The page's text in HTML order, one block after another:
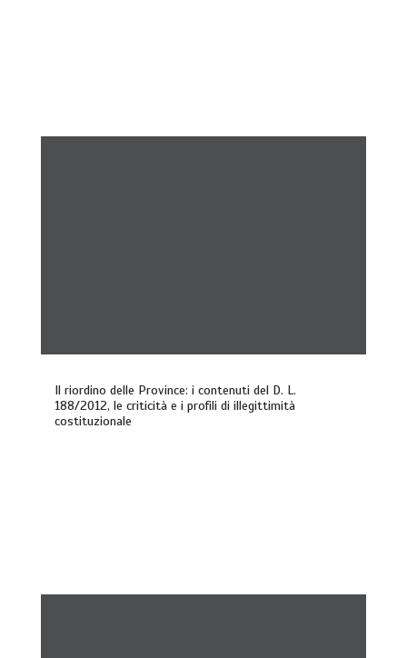
Il riordino delle Province: i contenuti del D. L.
188/2012, le criticità e i profili di illegittimità
costituzionale